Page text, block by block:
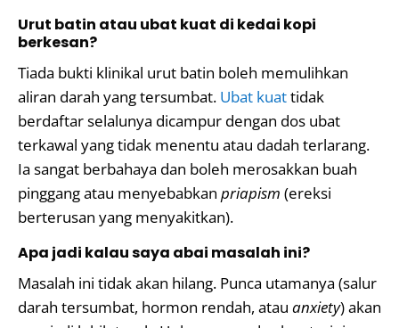
Urut batin atau ubat kuat di kedai kopi
berkesan?
Tiada bukti klinikal urut batin boleh memulihkan
aliran darah yang tersumbat. Ubat kuattidak
berdaftar selalunya dicampur dengan dos ubat
terkawal yang tidak menentu atau dadah terlarang.
Ia sangat berbahaya dan boleh merosakkan buah
pinggang atau menyebabkan priapism (ereksi
berterusan yang menyakitkan).
Apa jadi kalau saya abai masalah ini?
Masalah ini tidak akan hilang. Punca utamanya (salur
darah tersumbat, hormon rendah, atau anxiety) akan